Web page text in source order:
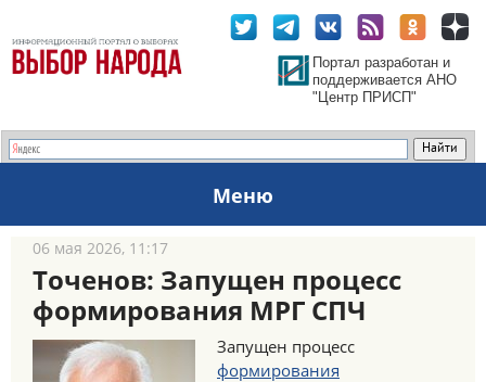
Портал разработан и
поддерживается АНО
"Центр ПРИСП"
Меню
06 мая 2026, 11:17
Точенов: Запущен процесс
формирования МРГ СПЧ
Запущен процесс
формирования